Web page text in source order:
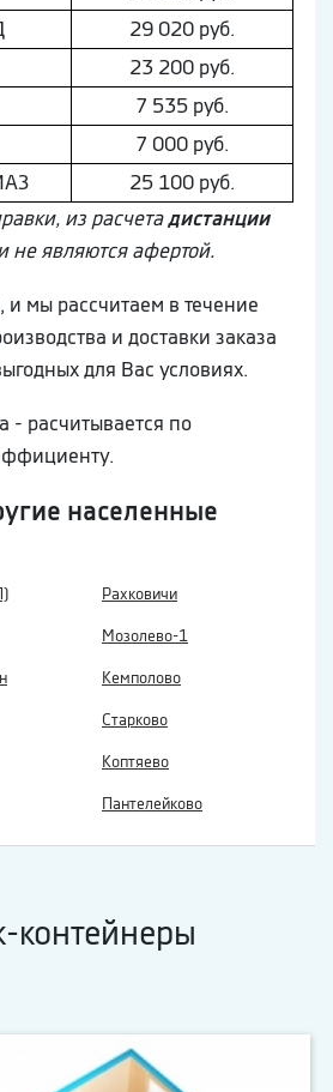
29 020 руб.
23 200 руб.
7 535 руб.
7 000 руб.
25 100 руб.
из расчетадистанции
не являются афертой.
и мы рассчитаем в течение
и доставки заказа
для Вас условиях.
- расчитывается по
населенные
Рахковичи
Мозолево-1
Кемполово
Старково
Коптяево
Пантелейково
контейнеры